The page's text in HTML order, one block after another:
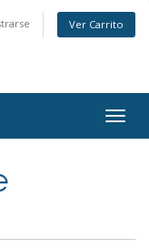
Ver Carrito